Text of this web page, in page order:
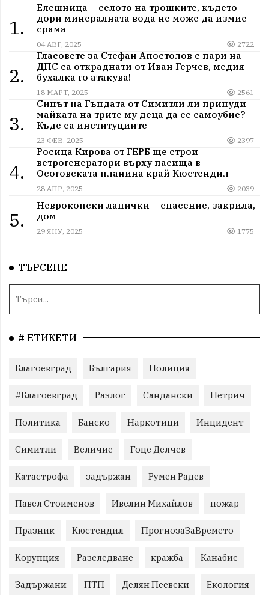
1.
Елешница – селото на трошките, където
дори минералната вода не може да измие
срама
04 АВГ, 2025 2722
2.
Гласовете за Стефан Апостолов с пари на
ДПС са откраднати от Иван Герчев, медия
бухалка го атакува!
18 МАРТ, 2025 2561
3.
Синът на Гъндата от Симитли ли принуди
майката на трите му деца да се самоубие?
Къде са институциите
23 ФЕВ, 2025 2397
4.
Росица Кирова от ГЕРБ ще строи
ветрогенератори върху пасища в
Осоговската планина край Кюстендил
28 АПР, 2025 2039
5.
Неврокопски лапички – спасение, закрила,
дом
29 ЯНУ, 2025 1775
ТЪРСЕНЕ
# ЕТИКЕТИ
Благоевград България Полиция
#Благоевград Разлог Сандански Петрич
Политика Банско Наркотици Инцидент
Симитли Величие Гоце Делчев
Катастрофа задържан Румен Радев
Павел Стоименов Ивелин Михайлов пожар
Празник Кюстендил ПрогнозаЗаВремето
Корупция Разследване кражба Канабис
Задържани ПТП Делян Пеевски Екология